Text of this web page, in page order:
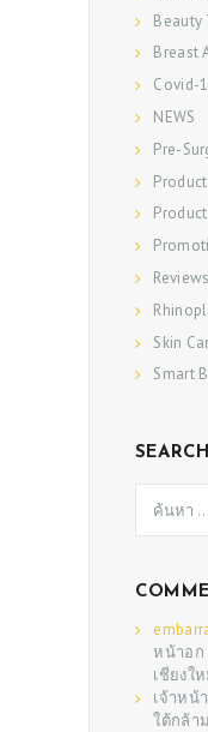
Beauty
Breast
Covid-
NEWS
Pre-
Product
Product
Reviews
Skin
Smart
SEARCH
สำหรับ:
หน้าอก
เชียงใ
เจ้าหน้
ใต้กล้า